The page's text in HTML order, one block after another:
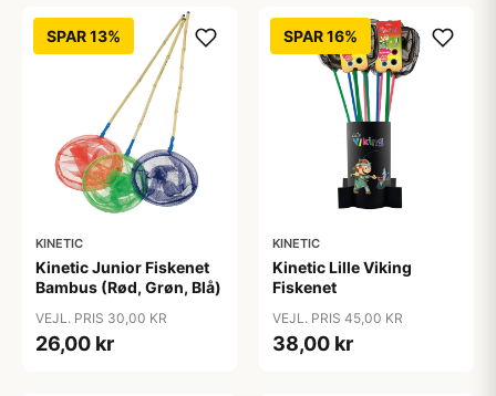
SPAR 13%
KINETIC
Kinetic Junior Fiskenet
Bambus (Rød, Grøn, Blå)
VEJL. PRIS 30,00 KR
26,00 kr
SPAR 16%
KINETIC
Kinetic Lille Viking
Fiskenet
VEJL. PRIS 45,00 KR
38,00 kr